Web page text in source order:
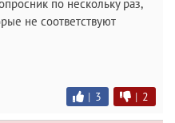
по нескольку раз,
не соответствуют
| 3 | 2